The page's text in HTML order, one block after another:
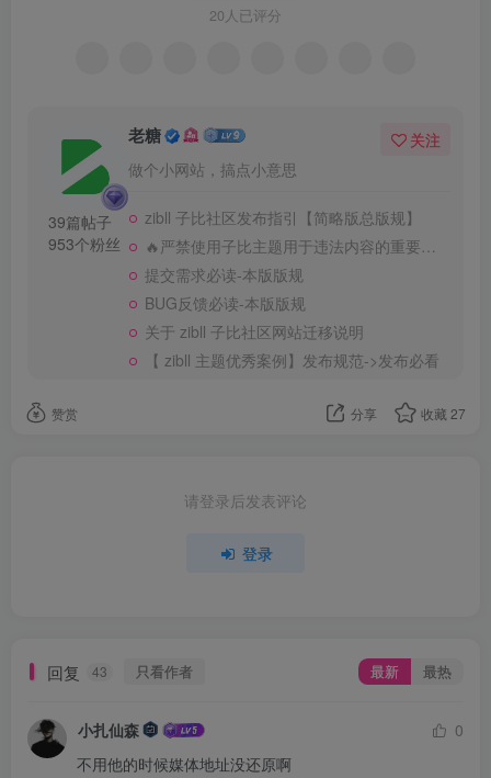
20人已评分
39篇帖子
953个粉丝
老糖
做个小网站，搞点小意思
关注
zibll 子比社区发布指引【简略版总版规】
🔥严禁使用子比主题用于违法内容的重要提醒
提交需求必读-本版版规
BUG反馈必读-本版版规
关于 zibll 子比社区网站迁移说明
【 zibll 主题优秀案例】发布规范->发布必看
赞赏 分享 收藏 27
请登录后发表评论
登录
回复 43 只看作者 最新 最热
小扎仙森
0
不用他的时候媒体地址没还原啊